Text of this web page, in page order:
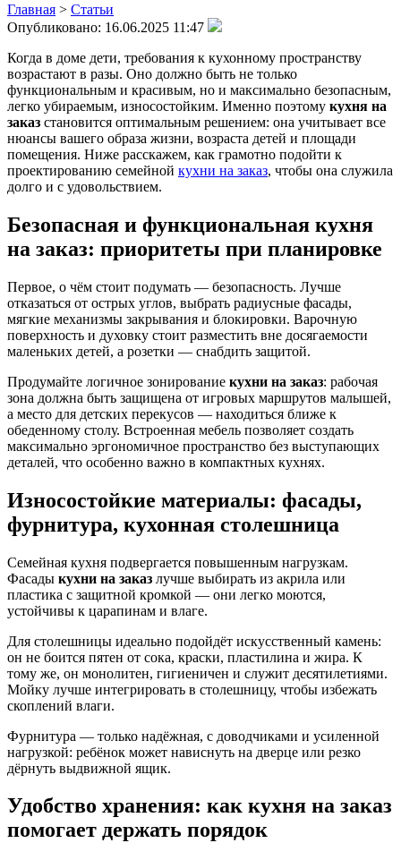
Главная > Статьи
Опубликовано: 16.06.2025 11:47
Когда в доме дети, требования к кухонному пространству
возрастают в разы. Оно должно быть не только
функциональным и красивым, но и максимально безопасным,
легко убираемым, износостойким. Именно поэтому кухня на
заказ становится оптимальным решением: она учитывает все
нюансы вашего образа жизни, возраста детей и площади
помещения. Ниже расскажем, как грамотно подойти к
проектированию семейной кухни на заказ, чтобы она служила
долго и с удовольствием.
Безопасная и функциональная кухня
на заказ: приоритеты при планировке
Первое, о чём стоит подумать — безопасность. Лучше
отказаться от острых углов, выбрать радиусные фасады,
мягкие механизмы закрывания и блокировки. Варочную
поверхность и духовку стоит разместить вне досягаемости
маленьких детей, а розетки — снабдить защитой.
Продумайте логичное зонирование кухни на заказ: рабочая
зона должна быть защищена от игровых маршрутов малышей,
а место для детских перекусов — находиться ближе к
обеденному столу. Встроенная мебель позволяет создать
максимально эргономичное пространство без выступающих
деталей, что особенно важно в компактных кухнях.
Износостойкие материалы: фасады,
фурнитура, кухонная столешница
Семейная кухня подвергается повышенным нагрузкам.
Фасады кухни на заказ лучше выбирать из акрила или
пластика с защитной кромкой — они легко моются,
устойчивы к царапинам и влаге.
Для столешницы идеально подойдёт искусственный камень:
он не боится пятен от сока, краски, пластилина и жира. К
тому же, он монолитен, гигиеничен и служит десятилетиями.
Мойку лучше интегрировать в столешницу, чтобы избежать
скоплений влаги.
Фурнитура — только надёжная, с доводчиками и усиленной
нагрузкой: ребёнок может нависнуть на дверце или резко
дёрнуть выдвижной ящик.
Удобство хранения: как кухня на заказ
помогает держать порядок